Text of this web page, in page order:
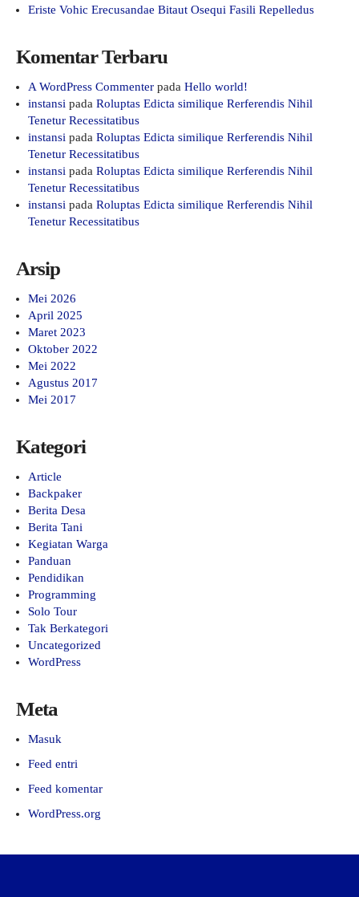
Eriste Vohic Erecusandae Bitaut Osequi Fasili Repelledus
Komentar Terbaru
A WordPress Commenter pada Hello world!
instansi pada Roluptas Edicta similique Rerferendis Nihil
Tenetur Recessitatibus
instansi pada Roluptas Edicta similique Rerferendis Nihil
Tenetur Recessitatibus
instansi pada Roluptas Edicta similique Rerferendis Nihil
Tenetur Recessitatibus
instansi pada Roluptas Edicta similique Rerferendis Nihil
Tenetur Recessitatibus
Arsip
Mei 2026
April 2025
Maret 2023
Oktober 2022
Mei 2022
Agustus 2017
Mei 2017
Kategori
Article
Backpaker
Berita Desa
Berita Tani
Kegiatan Warga
Panduan
Pendidikan
Programming
Solo Tour
Tak Berkategori
Uncategorized
WordPress
Meta
Masuk
Feed entri
Feed komentar
WordPress.org